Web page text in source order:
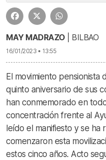
MAY MADRAZO | BILBAO
16/01/2023 • 13:55
El movimiento pensionista
quinto aniversario de sus
han conmemorado en
concentración frente al
leído el manifiesto y se ha
comenzaron esta
estos cinco años. Acto